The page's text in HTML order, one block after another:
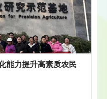
能力提升高素质农民